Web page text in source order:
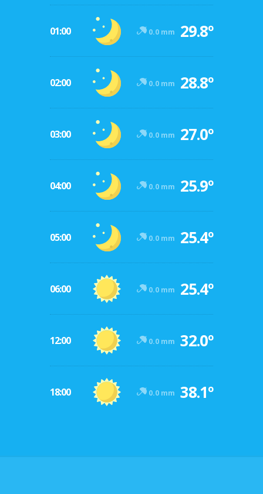
01:00 0.0 mm 29.8º
02:00 0.0 mm 28.8º
03:00 0.0 mm 27.0º
04:00 0.0 mm 25.9º
05:00 0.0 mm 25.4º
06:00 0.0 mm 25.4º
12:00 0.0 mm 32.0º
18:00 0.0 mm 38.1º